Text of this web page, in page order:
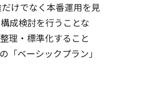
けでなく本番運用を見
成検討を行うことな
理・標準化すること
「ベーシックプラン」